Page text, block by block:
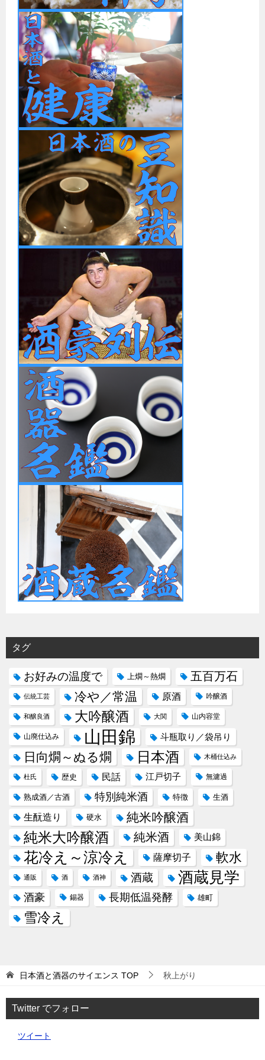
タグ
お好みの温度で 上燗～熱燗 五百万石
伝統工芸 冷や／常温 原酒 吟醸酒
和醸良酒 大吟醸酒 大関 山内容堂
山廃仕込み 山田錦 斗瓶取り／袋吊り
日向燗～ぬる燗 日本酒 木桶仕込み
杜氏 歴史 民話 江戸切子 無濾過
熟成酒／古酒 特別純米酒 特徴 生酒
生酛造り 硬水 純米吟醸酒
純米大吟醸酒 純米酒 美山錦
花冷え～涼冷え 薩摩切子 軟水
通販 酒 酒神 酒蔵 酒蔵見学
酒豪 錫器 長期低温発酵 雄町
雪冷え
日本酒と酒器のサイエンス TOP 秋上がり
Twitter でフォロー
ツイート